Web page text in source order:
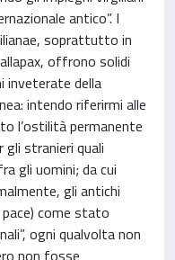
antico”. I
soprattutto in
offrono solidi
inveterate della
intendo riferirmi alle
l’ostilità permanente
gli stranieri quali
gli uomini; da cui
gli antichi
come stato
ogni qualvolta non
non fosse